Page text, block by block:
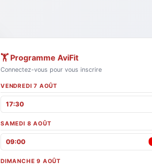
🏋️ Programme AviFit
Connectez-vous pour vous inscrire
VENDREDI 7 AOÛT
17:30
SAMEDI 8 AOÛT
09:00
DIMANCHE 9 AOÛT